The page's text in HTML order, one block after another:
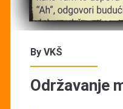
By VKŠ
Održavanje